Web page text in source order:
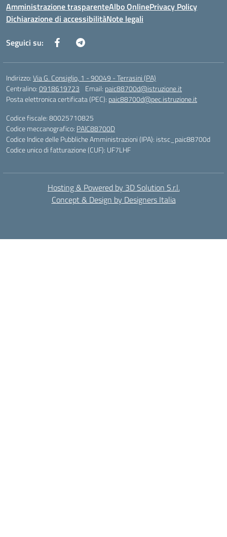
Amministrazione trasparenteAlbo OnlinePrivacy Policy
Dichiarazione di accessibilitàNote legali
Seguici su:
Indirizzo:Via G. Consiglio, 1 - 90049 - Terrasini (PA)
Centralino:0918619723 Email: paic88700d@istruzione.it
Posta elettronica certificata (PEC): paic88700d@pec.istruzione.it
Codice fiscale: 80025710825
Codice meccanografico: PAIC88700D
Codice Indice delle Pubbliche Amministrazioni (IPA): istsc_paic88700d
Codice unico di fatturazione (CUF): UF7LHF
Hosting & Powered by 3D Solution S.r.l.
Concept & Design by Designers Italia